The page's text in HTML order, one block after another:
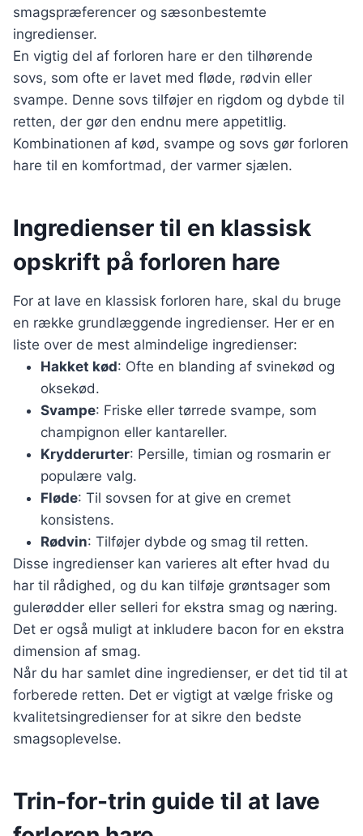
smagspræferencer og sæsonbestemte
ingredienser.
En vigtig del af forloren hare er den tilhørende
sovs, som ofte er lavet med fløde, rødvin eller
svampe. Denne sovs tilføjer en rigdom og dybde til
retten, der gør den endnu mere appetitlig.
Kombinationen af kød, svampe og sovs gør forloren
hare til en komfortmad, der varmer sjælen.
Ingredienser til en klassisk
opskrift på forloren hare
For at lave en klassisk forloren hare, skal du bruge
en række grundlæggende ingredienser. Her er en
liste over de mest almindelige ingredienser:
Hakket kød: Ofte en blanding af svinekød og
oksekød.
Svampe: Friske eller tørrede svampe, som
champignon eller kantareller.
Krydderurter: Persille, timian og rosmarin er
populære valg.
Fløde: Til sovsen for at give en cremet
konsistens.
Rødvin: Tilføjer dybde og smag til retten.
Disse ingredienser kan varieres alt efter hvad du
har til rådighed, og du kan tilføje grøntsager som
gulerødder eller selleri for ekstra smag og næring.
Det er også muligt at inkludere bacon for en ekstra
dimension af smag.
Når du har samlet dine ingredienser, er det tid til at
forberede retten. Det er vigtigt at vælge friske og
kvalitetsingredienser for at sikre den bedste
smagsoplevelse.
Trin-for-trin guide til at lave